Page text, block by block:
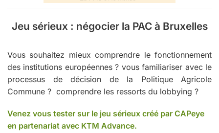
Jeu sérieux : négocier la PAC à Bruxelles
Vous souhaitez mieux comprendre le fonctionnement
des institutions européennes ? vous familiariser avec le
processus de décision de la Politique Agricole
Commune ? comprendre les ressorts du lobbying ?
Venez vous tester sur le jeu sérieux créé par CAPeye
en partenariat avec KTM Advance.